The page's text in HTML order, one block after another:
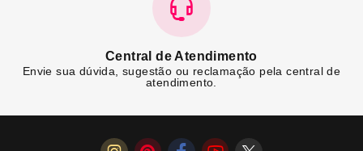
Central de Atendimento
Envie sua dúvida, sugestão ou reclamação pela central de
atendimento.